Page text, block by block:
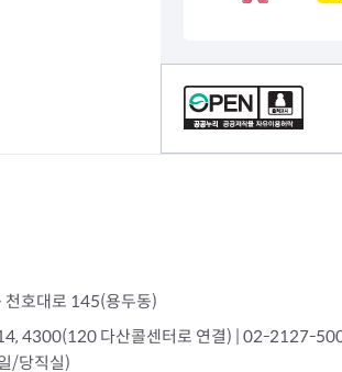
호대로 145(용두동)
4300(120 다산콜센터로 연결) | 02-2127-
/당직실)